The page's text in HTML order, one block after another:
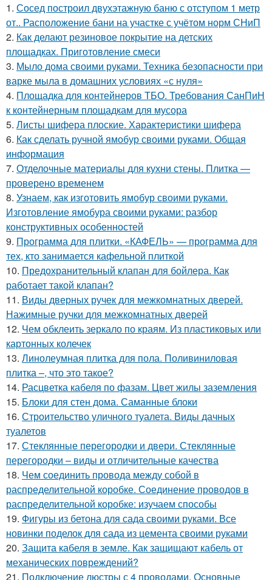
1. Сосед построил двухэтажную баню с отступом 1 метр
от.. Расположение бани на участке с учётом норм СНиП
2. Как делают резиновое покрытие на детских
площадках. Приготовление смеси
3. Мыло дома своими руками. Техника безопасности при
варке мыла в домашних условиях «с нуля»
4. Площадка для контейнеров ТБО. Требования СанПиН
к контейнерным площадкам для мусора
5. Листы шифера плоские. Характеристики шифера
6. Как сделать ручной ямобур своими руками. Общая
информация
7. Отделочные материалы для кухни стены. Плитка —
проверено временем
8. Узнаем, как изготовить ямобур своими руками.
Изготовление ямобура своими руками: разбор
конструктивных особенностей
9. Программа для плитки. «КАФЕЛЬ» — программа для
тех, кто занимается кафельной плиткой
10. Предохранительный клапан для бойлера. Как
работает такой клапан?
11. Виды дверных ручек для межкомнатных дверей.
Нажимные ручки для межкомнатных дверей
12. Чем обклеить зеркало по краям. Из пластиковых или
картонных колечек
13. Линолеумная плитка для пола. Поливиниловая
плитка –, что это такое?
14. Расцветка кабеля по фазам. Цвет жилы заземления
15. Блоки для стен дома. Саманные блоки
16. Строительство уличного туалета. Виды дачных
туалетов
17. Стеклянные перегородки и двери. Стеклянные
перегородки – виды и отличительные качества
18. Чем соединить провода между собой в
распределительной коробке. Соединение проводов в
распределительной коробке: изучаем способы
19. Фигуры из бетона для сада своими руками. Все
новинки поделок для сада из цемента своими руками
20. Защита кабеля в земле. Как защищают кабель от
механических повреждений?
21. Подключение люстры с 4 проводами. Основные